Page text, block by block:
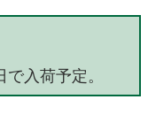
入荷予定。